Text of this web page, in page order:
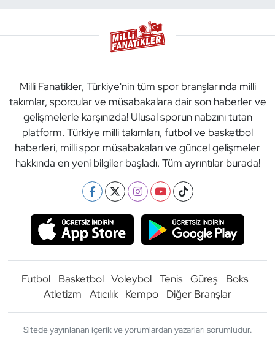
Milli Fanatikler, Türkiye'nin tüm spor branşlarında milli
takımlar, sporcular ve müsabakalara dair son haberler ve
gelişmelerle karşınızda! Ulusal sporun nabzını tutan
platform. Türkiye milli takımları, futbol ve basketbol
haberleri, milli spor müsabakaları ve güncel gelişmeler
hakkında en yeni bilgiler başladı. Tüm ayrıntılar burada!
Futbol Basketbol Voleybol Tenis Güreş
Boks
Atletizm
Atıcılık Kempo Diğer Branşlar
Sitede yayınlanan içerik ve yorumlardan yazarları sorumludur.